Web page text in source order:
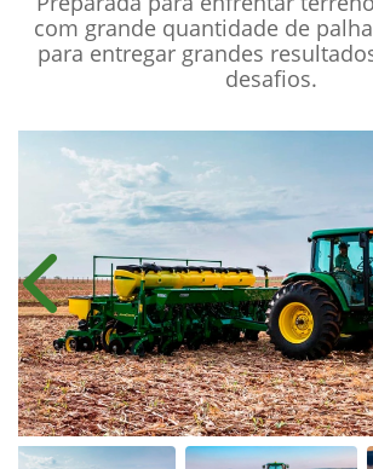
com grande quantidade de
para entregar grandes
desafios.
Anterior